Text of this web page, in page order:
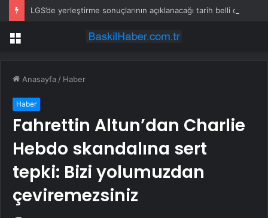
Menü
Anasayfa / Haber
Haber
Fahrettin Altun’dan Charlie
Hebdo skandalına sert
tepki: Bizi yolumuzdan
çeviremezsiniz